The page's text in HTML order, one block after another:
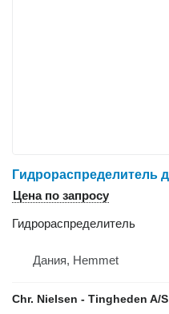
Цена по запросу
Гидрораспределитель
Дания, Hemmet
Chr. Nielsen - Tingheden A/S